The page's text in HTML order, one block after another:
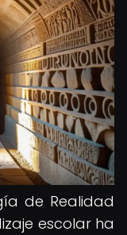
de Realidad
escolar ha